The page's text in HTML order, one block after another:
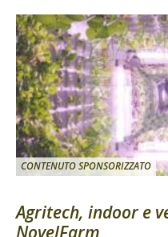
CONTENUTO SPONSORIZZATO
Agritech, indoor e
NovelFarm